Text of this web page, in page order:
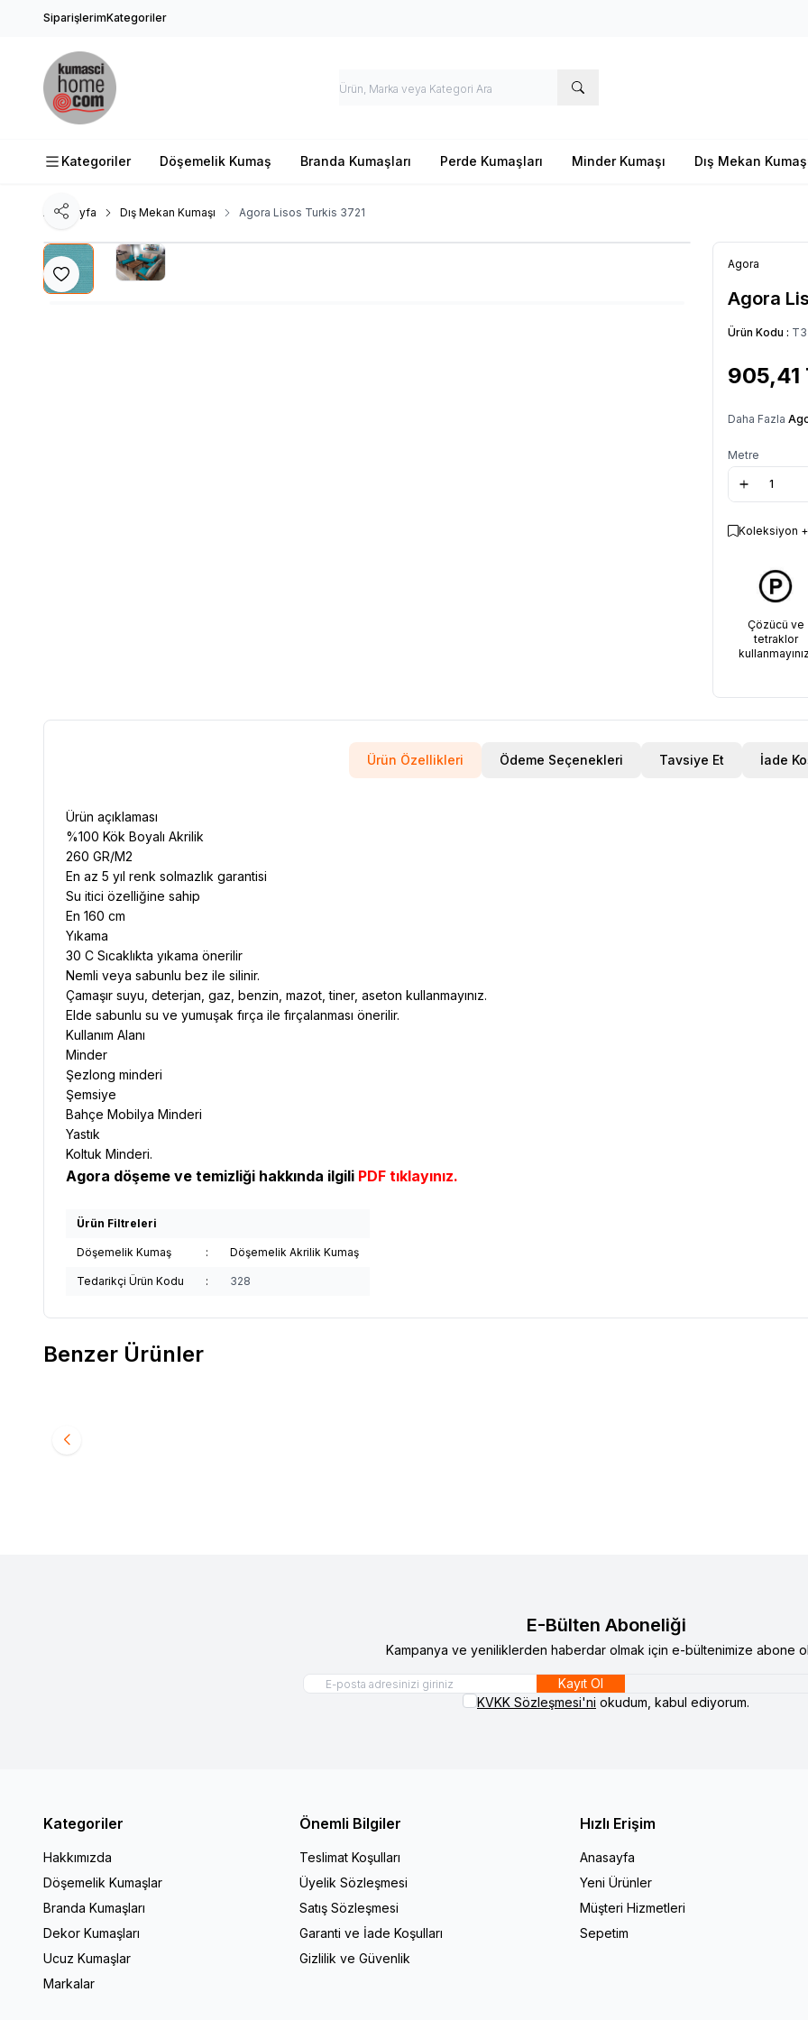
SiparişlerimKategoriler
Kategoriler Döşemelik Kumaş Branda Kumaşları Perde Kumaşları Minder Kumaşı Dış Mekan
Ana Sayfa Dış Mekan Kumaşı Agora Lisos Turkis 3721
Favoriye Ekle
Paylaş
Agora
Agora
Ürün Kodu :
905,41
Daha Fazla
Metre
Koleksiyon +
Çözücü ve
tetraklor
Ürün Özellikleri Ödeme Seçenekleri Tavsiye Et İade
Ürün açıklaması
%100 Kök Boyalı Akrilik
260 GR/M2
En az 5 yıl renk solmazlık garantisi
Su itici özelliğine sahip
En 160 cm
Yıkama
30 C Sıcaklıkta yıkama önerilir
Nemli veya sabunlu bez ile silinir.
Çamaşır suyu, deterjan, gaz, benzin, mazot, tiner, aseton kullanmayınız.
Elde sabunlu su ve yumuşak fırça ile fırçalanması önerilir.
Kullanım Alanı
Minder
Şezlong minderi
Şemsiye
Bahçe Mobilya Minderi
Yastık
Koltuk Minderi.
Agora döşeme ve temizliği hakkında ilgili PDF tıklayınız.
Ürün Filtreleri
Döşemelik Kumaş : Döşemelik Akrilik Kumaş
Tedarikçi Ürün Kodu : 328
Benzer Ürünler
1.991,91
E-Bülten Aboneliği
Kampanya ve yeniliklerden haberdar olmak için e-bültenimize abone
Kayıt Ol
KVKK Sözleşmesi'ni okudum, kabul ediyorum.
Kategoriler
Hakkımızda
Döşemelik Kumaşlar
Branda Kumaşları
Dekor Kumaşları
Ucuz Kumaşlar
Markalar
Önemli Bilgiler
Teslimat Koşulları
Üyelik Sözleşmesi
Satış Sözleşmesi
Garanti ve İade Koşulları
Gizlilik ve Güvenlik
Hızlı Erişim
Anasayfa
Yeni Ürünler
Müşteri Hizmetleri
Sepetim